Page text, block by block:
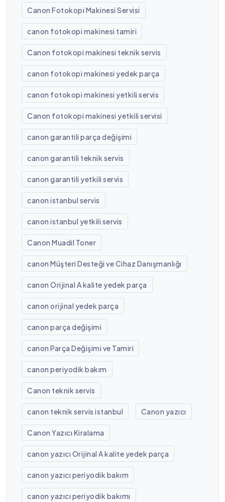
Canon Fotokopi Makinesi Servisi
canon fotokopi makinesi tamiri
Canon fotokopi makinesi teknik servis
canon fotokopi makinesi yedek parça
canon fotokopi makinesi yetkili servis
Canon fotokopi makinesi yetkili servisi
canon garantili parça değişimi
canon garantili teknik servis
canon garantili yetkili servis
canon istanbul servis
canon istanbul yetkili servis
Canon Muadil Toner
canon Müşteri Desteği ve Cihaz Danışmanlığı
canon Orijinal A kalite yedek parça
canon orijinal yedek parça
canon parça değişimi
canon Parça Değişimi ve Tamiri
canon periyodik bakım
Canon teknik servis
canon teknik servis istanbul Canon yazıcı
Canon Yazıcı Kiralama
canon yazıcı Orijinal A kalite yedek parça
canon yazıcı periyodik bakım
canon yazıcı periyodik bakımı